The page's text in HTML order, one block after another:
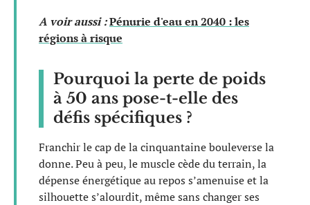
A voir aussi :Pénurie d'eau en 2040 : les
régions à risque
Pourquoi la perte de poids
à 50 ans pose-t-elle des
défis spécifiques ?
Franchir le cap de la cinquantaine bouleverse la
donne. Peu à peu, le muscle cède du terrain, la
dépense énergétique au repos s’amenuise et la
silhouette s’alourdit, même sans changer ses